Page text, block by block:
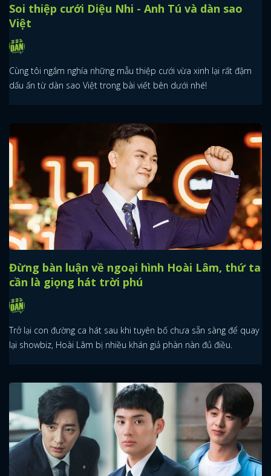
Soi thiệp cưới Diệu Nhi - Anh Tú và dàn sao
Việt
Cùng tôi ngắm nghía những mẫu thiệp cưới vừa xinh lại rất đậm
dấu ấn từ dàn sao Việt trong bài viết bên dưới nhé!
Đừng bàn luận về ngoại hình Hoài Lâm, thứ ta
cần là giọng hát trời phú
Trở lại con đường ca hát sau khi tuyên bố chưa sẵn sàng để quay
lại showbiz, Hoài Lâm bị nhiều khán giả phàn nàn đủ điều.